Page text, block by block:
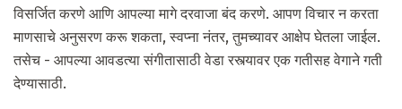
विसर्जित करणे आणि आपल्या मागे दरवाजा बंद करणे. आपण विचार न करता
माणसाचे अनुसरण करू शकता, स्वप्ना नंतर, तुमच्यावर आक्षेप घेतला जाईल.
तसेच - आपल्या आवडत्या संगीतासाठी वेडा रस्त्यावर एक गतीसह वेगाने गती
देण्यासाठी.